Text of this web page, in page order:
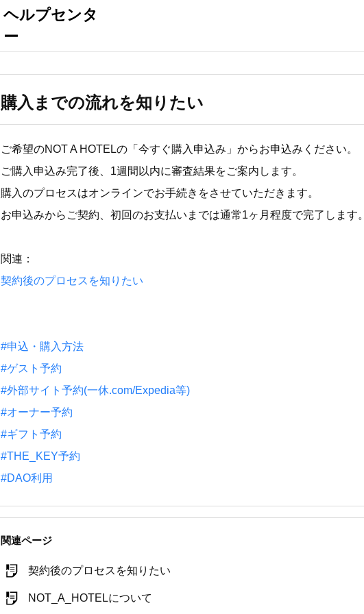
購入までの流れを知りたい
ご希望のNOT A HOTELの「今すぐ購入申込み」からお申込みください。
ご購入申込み完了後、1週間以内に審査結果をご案内します。
購入のプロセスはオンラインでお手続きをさせていただきます。
お申込みからご契約、初回のお支払いまでは通常1ヶ月程度で完了します。
関連：
契約後のプロセスを知りたい
#申込・購入方法
#ゲスト予約
#外部サイト予約(一休.com/Expedia等)
#オーナー予約
#ギフト予約
#THE_KEY予約
#DAO利用
関連ページ
契約後のプロセスを知りたい
NOT_A_HOTELについて